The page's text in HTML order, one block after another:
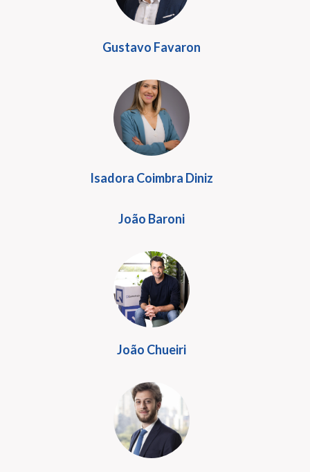
Gustavo Favaron
Isadora Coimbra Diniz
João Baroni
João Chueiri